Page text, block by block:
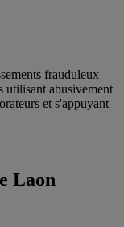
frauduleux
utilisant abusivement
et s'appuyant
Laon